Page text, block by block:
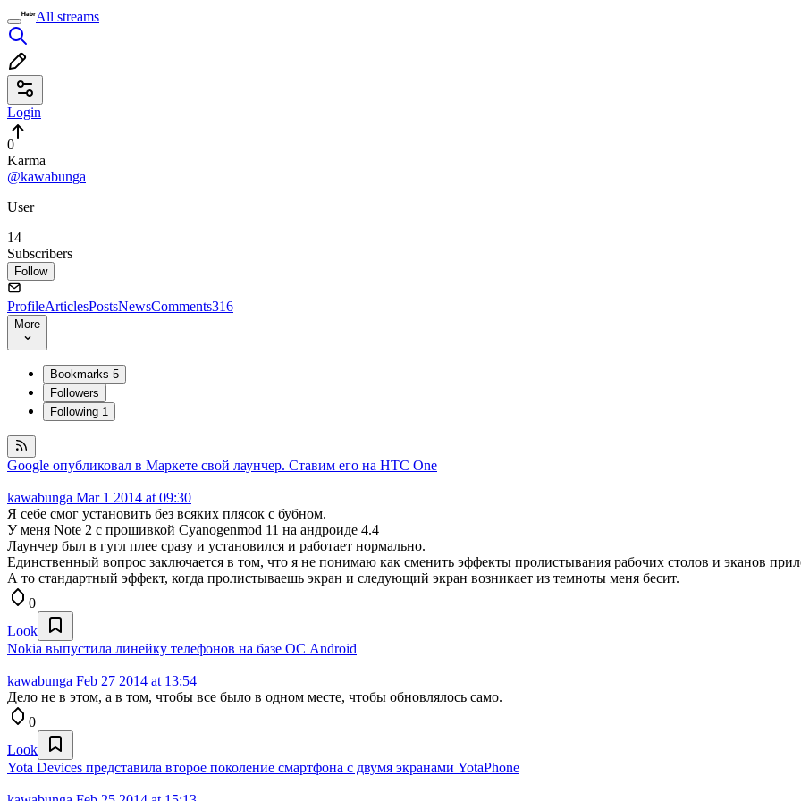
All streams
Login
0
Karma
@kawabunga
User
14
Subscribers
Follow
ProfileArticlesPostsNewsComments316
More
Bookmarks 5
Followers
Following 1
Google опубликовал в Маркете свой лаунчер. Ставим его на HTC One
kawabunga Mar 1 2014 at 09:30
Я себе смог установить без всяких плясок с бубном.
У меня Note 2 с прошивкой Cyanogenmod 11 на андроиде 4.4
Лаунчер был в гугл плее сразу и установился и работает нормально.
Единственный вопрос заключается в том, что я не понимаю как сменить эффекты пролистывания рабочих столов и эканов
А то стандартный эффект, когда пролистываешь экран и следующий экран возникает из темноты меня бесит.
0
Look
Nokia выпустила линейку телефонов на базе ОС Android
kawabunga Feb 27 2014 at 13:54
Дело не в этом, а в том, чтобы все было в одном месте, чтобы обновлялось само.
0
Look
Yota Devices представила второе поколение смартфона с двумя экранами YotaPhone